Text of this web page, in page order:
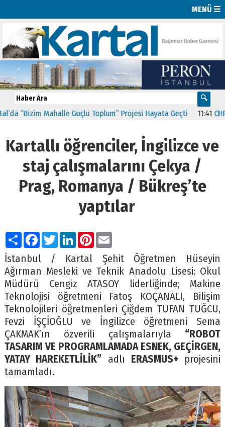
MENÜ ☰
Mahalle Güçlü Toplum” Projesi Hayata Geçti 11:41 CHP
Kartallı öğrenciler, İngilizce ve
staj çalışmalarını Çekya /
Prag, Romanya / Bükreş’te
yaptılar
PaylaşFacebook
TwitterLinkedIn
Pinterest
Email
İstanbul / Kartal Şehit Öğretmen Hüseyin
Ağırman Mesleki ve Teknik Anadolu Lisesi; Okul
Müdürü Cengiz ATASOY liderliğinde; Makine
Teknolojisi öğretmeni Fatoş KOÇANALI, Bilişim
Teknolojileri öğretmenleri Çiğdem TUFAN TUĞCU,
Fevzi İŞÇİOĞLU ve İngilizce öğretmeni Sema
ÇAKMAK’ın özverili çalışmalarıyla “ROBOT
TASARIM VE PROGRAMLAMADA ESNEK, GEÇİRGEN,
YATAY HAREKETLİLİK” adlı ERASMUS+ projesini
tamamladı.